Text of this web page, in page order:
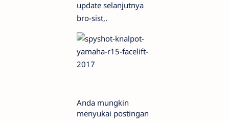
update selanjutnya
bro-sist,.
Anda mungkin
menyukai postingan